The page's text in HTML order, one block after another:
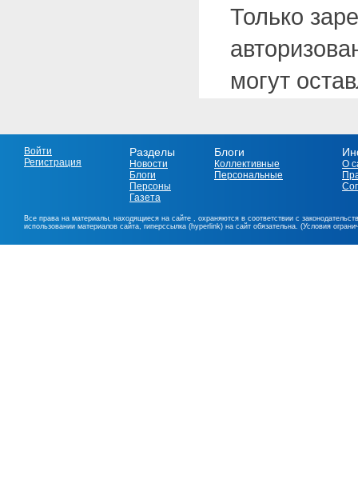
Только
могут
Войти
Регистрация
Разделы
Новости
Блоги
Персоны
Газета
Блоги
Коллективные
Персональные
О
Все права на материалы, находящиеся на сайте , охраняются в соответствии с
использовании материалов сайта, гиперссылка (hyperlink) на сайт обязательна. (Условия